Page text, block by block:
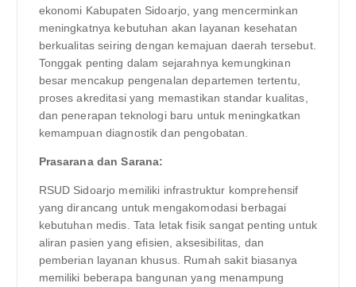
ekonomi Kabupaten Sidoarjo, yang mencerminkan
meningkatnya kebutuhan akan layanan kesehatan
berkualitas seiring dengan kemajuan daerah tersebut.
Tonggak penting dalam sejarahnya kemungkinan
besar mencakup pengenalan departemen tertentu,
proses akreditasi yang memastikan standar kualitas,
dan penerapan teknologi baru untuk meningkatkan
kemampuan diagnostik dan pengobatan.
Prasarana dan Sarana:
RSUD Sidoarjo memiliki infrastruktur komprehensif
yang dirancang untuk mengakomodasi berbagai
kebutuhan medis. Tata letak fisik sangat penting untuk
aliran pasien yang efisien, aksesibilitas, dan
pemberian layanan khusus. Rumah sakit biasanya
memiliki beberapa bangunan yang menampung